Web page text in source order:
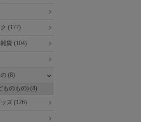
(177)
貨 (104)
(8)
ものもの) (8)
ズ (126)